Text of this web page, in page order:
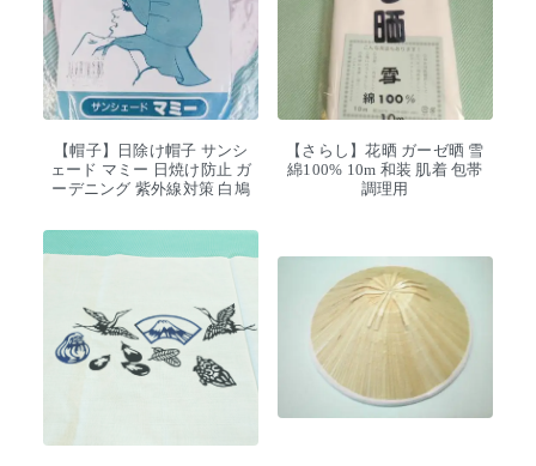
【帽子】日除け帽子 サンシ
ェード マミー 日焼け防止 ガ
ーデニング 紫外線対策 白鳩
【さらし】花晒 ガーゼ晒 雪
綿100% 10m 和装 肌着 包帯
調理用